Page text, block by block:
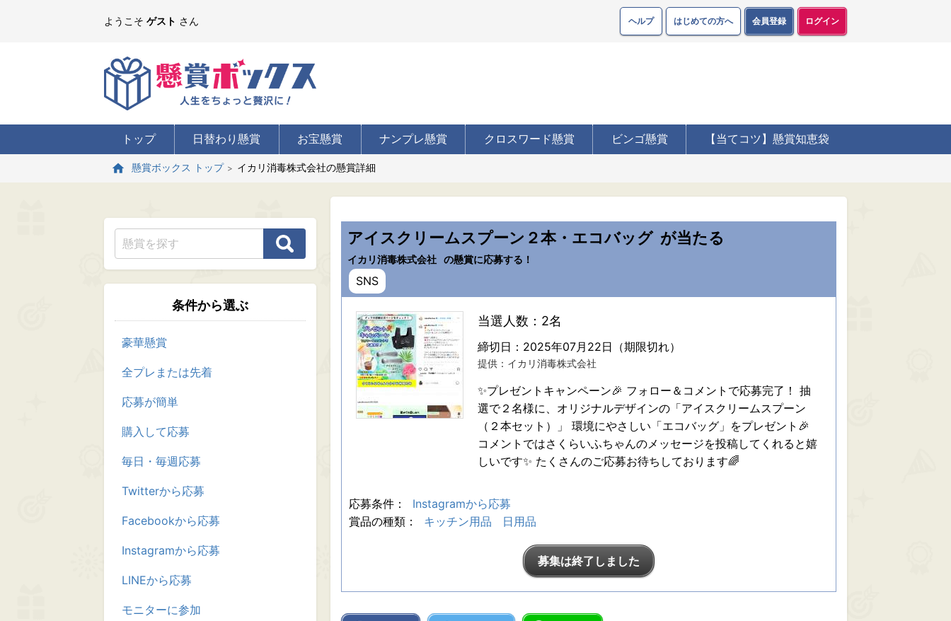
ようこそ ゲスト さん ヘルプ はじめての方へ 会員登録 ログイン
トップ 日替わり懸賞 お宝懸賞 ナンプレ懸賞 クロスワード懸賞 ビンゴ懸賞 【当てコツ】懸賞知恵袋
懸賞ボックス トップ イカリ消毒株式会社の懸賞詳細
条件から選ぶ
豪華懸賞
全プレまたは先着
応募が簡単
購入して応募
毎日・毎週応募
Twitterから応募
Facebookから応募
Instagramから応募
LINEから応募
モニターに参加
アイスクリームスプーン２本・エコバッグ が当たる
イカリ消毒株式会社 の懸賞に応募する！
SNS
当選人数：2名
締切日：2025年07月22日（期限切れ）
提供：イカリ消毒株式会社
✨プレゼントキャンペーン🎉 フォロー＆コメントで応募完了！ 抽
選で２名様に、オリジナルデザインの「アイスクリームスプーン
（２本セット）」 環境にやさしい「エコバッグ」をプレゼント🎉
コメントではさくらいふちゃんのメッセージを投稿してくれると嬉
しいです✨ たくさんのご応募お待ちしております🌈
応募条件：
Instagramから応募
賞品の種類：
キッチン用品 日用品
募集は終了しました